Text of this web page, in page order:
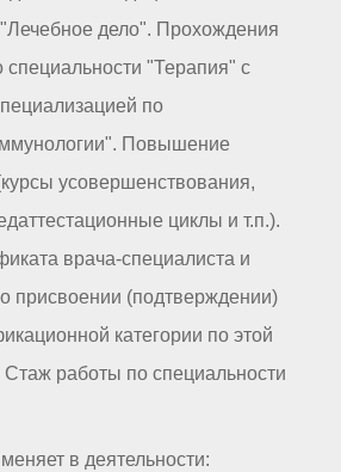
дело". Прохождения
специальности "Терапия" с
по
Повышение
усовершенствования,
циклы и т.п.).
врача-специалиста и
присвоении (подтверждении)
категории по этой
Стаж работы по специальности
в деятельности: